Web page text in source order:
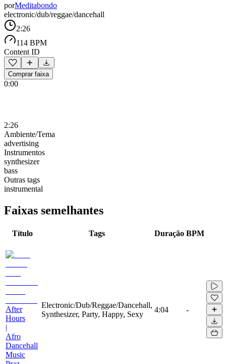
porMeditabondo
electronic/dub/reggae/dancehall
2:26
114 BPM
Content ID
Comprar faixa
0:00
2:26
Ambiente/Tema
advertising
Instrumentos
synthesizer
bass
Outras tags
instrumental
Faixas semelhantes
Título Tags Duração BPM
After
Hours
|
Afro
Dancehall
Music
Electronic/Dub/Reggae/Dancehall,
Synthesizer, Party, Happy, Sexy
4:04 -